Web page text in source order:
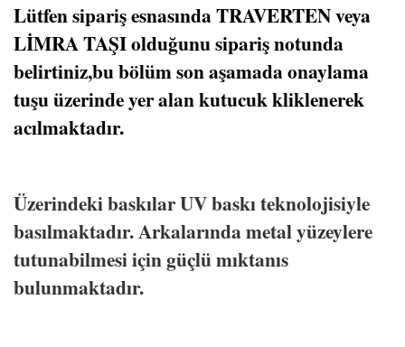
Lütfen sipariş esnasında TRAVERTEN veya
LİMRA TAŞI olduğunu sipariş notunda
belirtiniz,bu bölüm son aşamada onaylama
tuşu üzerinde yer alan kutucuk kliklenerek
acılmaktadır.
Üzerindeki baskılar UV baskı teknolojisiyle
basılmaktadır. Arkalarında metal yüzeylere
tutunabilmesi için güçlü mıktanıs
bulunmaktadır.